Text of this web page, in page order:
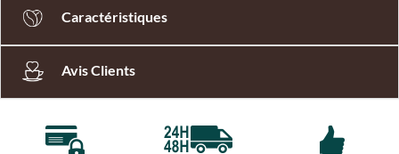
Caractéristiques
Avis Clients